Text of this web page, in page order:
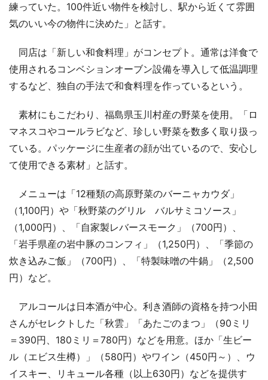
練っていた。100件近い物件を検討し、駅から近くて雰囲
気のいい今の物件に決めた」と話す。
同店は「新しい和食料理」がコンセプト。通常は洋食で
使用されるコンベションオーブン設備を導入して低温調理
するなど、独自の手法で和食料理を作っているという。
素材にもこだわり、福島県玉川村産の野菜を使用。「ロ
マネスコやコールラビなど、珍しい野菜を数多く取り扱っ
ている。パッケージに生産者の顔が出ているので、安心し
て使用できる素材」と話す。
メニューは「12種類の高原野菜のバーニャカウダ」
（1,100円）や「秋野菜のグリル バルサミコソース」
（1,000円）、「自家製レバースモーク」（700円）、
「岩手県産の岩中豚のコンフィ」（1,250円）、「季節の
炊き込みご飯」（700円）、「特製味噌の牛鍋」（2,500
円）など。
アルコールは日本酒が中心。利き酒師の資格を持つ小田
さんがセレクトした「秋雲」「あたごのまつ」（90ミリ
＝390円、180ミリ＝780円）などを用意。ほか「生ビー
ル（エビス生樽）」（580円）やワイン（450円～）、ウ
イスキー、リキュール各種（以上630円）などを提供す